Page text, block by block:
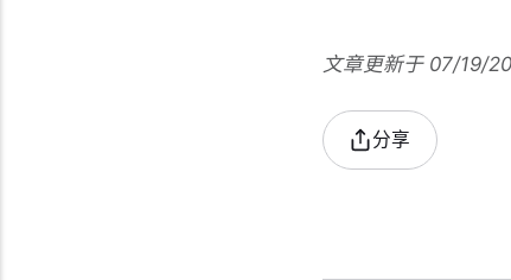
文章更新于 07/19/
分享